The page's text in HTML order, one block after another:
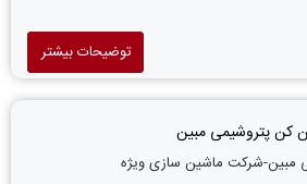
توضیحات بیشتر
کن پتروشیمی مبین
مبین-شرکت ماشین سازی ویژه